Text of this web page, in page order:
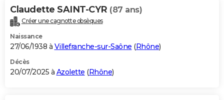
Claudette SAINT-CYR (87 ans)
Créer une cagnotte obsèques
Naissance
27/06/1938 à Villefranche-sur-Saône (Rhône)
Décès
20/07/2025 à Azolette (Rhône)